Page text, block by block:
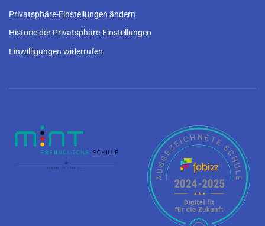
Privatsphäre-Einstellungen ändern
Historie der Privatsphäre-Einstellungen
Einwilligungen widerrufen